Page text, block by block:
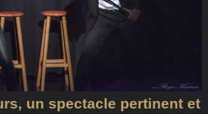
un spectacle pertinent et